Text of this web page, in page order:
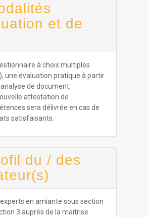
et de
à choix multiples
une évaluation pratique à partir
de document,
attestation de
sera délivrée en cas de
satisfaisants.
du / des
en amiante sous section
3 auprès de la maitrise